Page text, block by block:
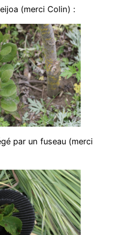
(merci Colin) :
par un fuseau (merci